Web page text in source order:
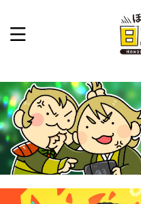
気になった日本史の事件
ね。中の人が24時間手
です）
例：織田信長 長篠の戦